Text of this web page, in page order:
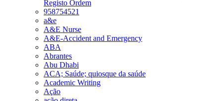
Registo Ordem
958754521
a&e
A&E Nurse
A&E-Accident and Emergency
ABA
Abrantes
Abu Dhabi
ACA; Saúde; quiosque da saúde
Academic Writing
Ação